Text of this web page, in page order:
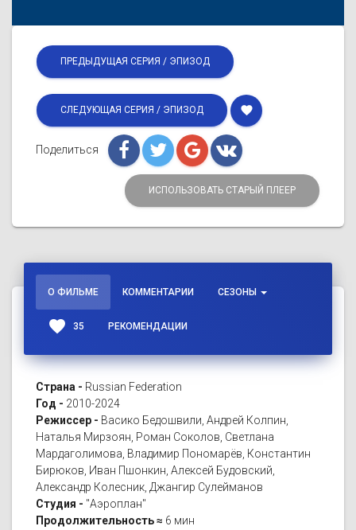
ПРЕДЫДУЩАЯ СЕРИЯ / ЭПИЗОД
СЛЕДУЮЩАЯ СЕРИЯ / ЭПИЗОД favorite
Поделиться
ИСПОЛЬЗОВАТЬ СТАРЫЙ ПЛЕЕР
О ФИЛЬМЕ КОММЕНТАРИИ СЕЗОНЫ
favorite 35 РЕКОМЕНДАЦИИ
Страна - Russian Federation
Год - 2010-2024
Режиссер - Васико Бедошвили, Андрей Колпин,
Наталья Мирзоян, Роман Соколов, Светлана
Мардаголимова, Владимир Пономарёв, Константин
Бирюков, Иван Пшонкин, Алексей Будовский,
Александр Колесник, Джангир Сулейманов
Студия - "Аэроплан"
Продолжительность ≈ 6 мин